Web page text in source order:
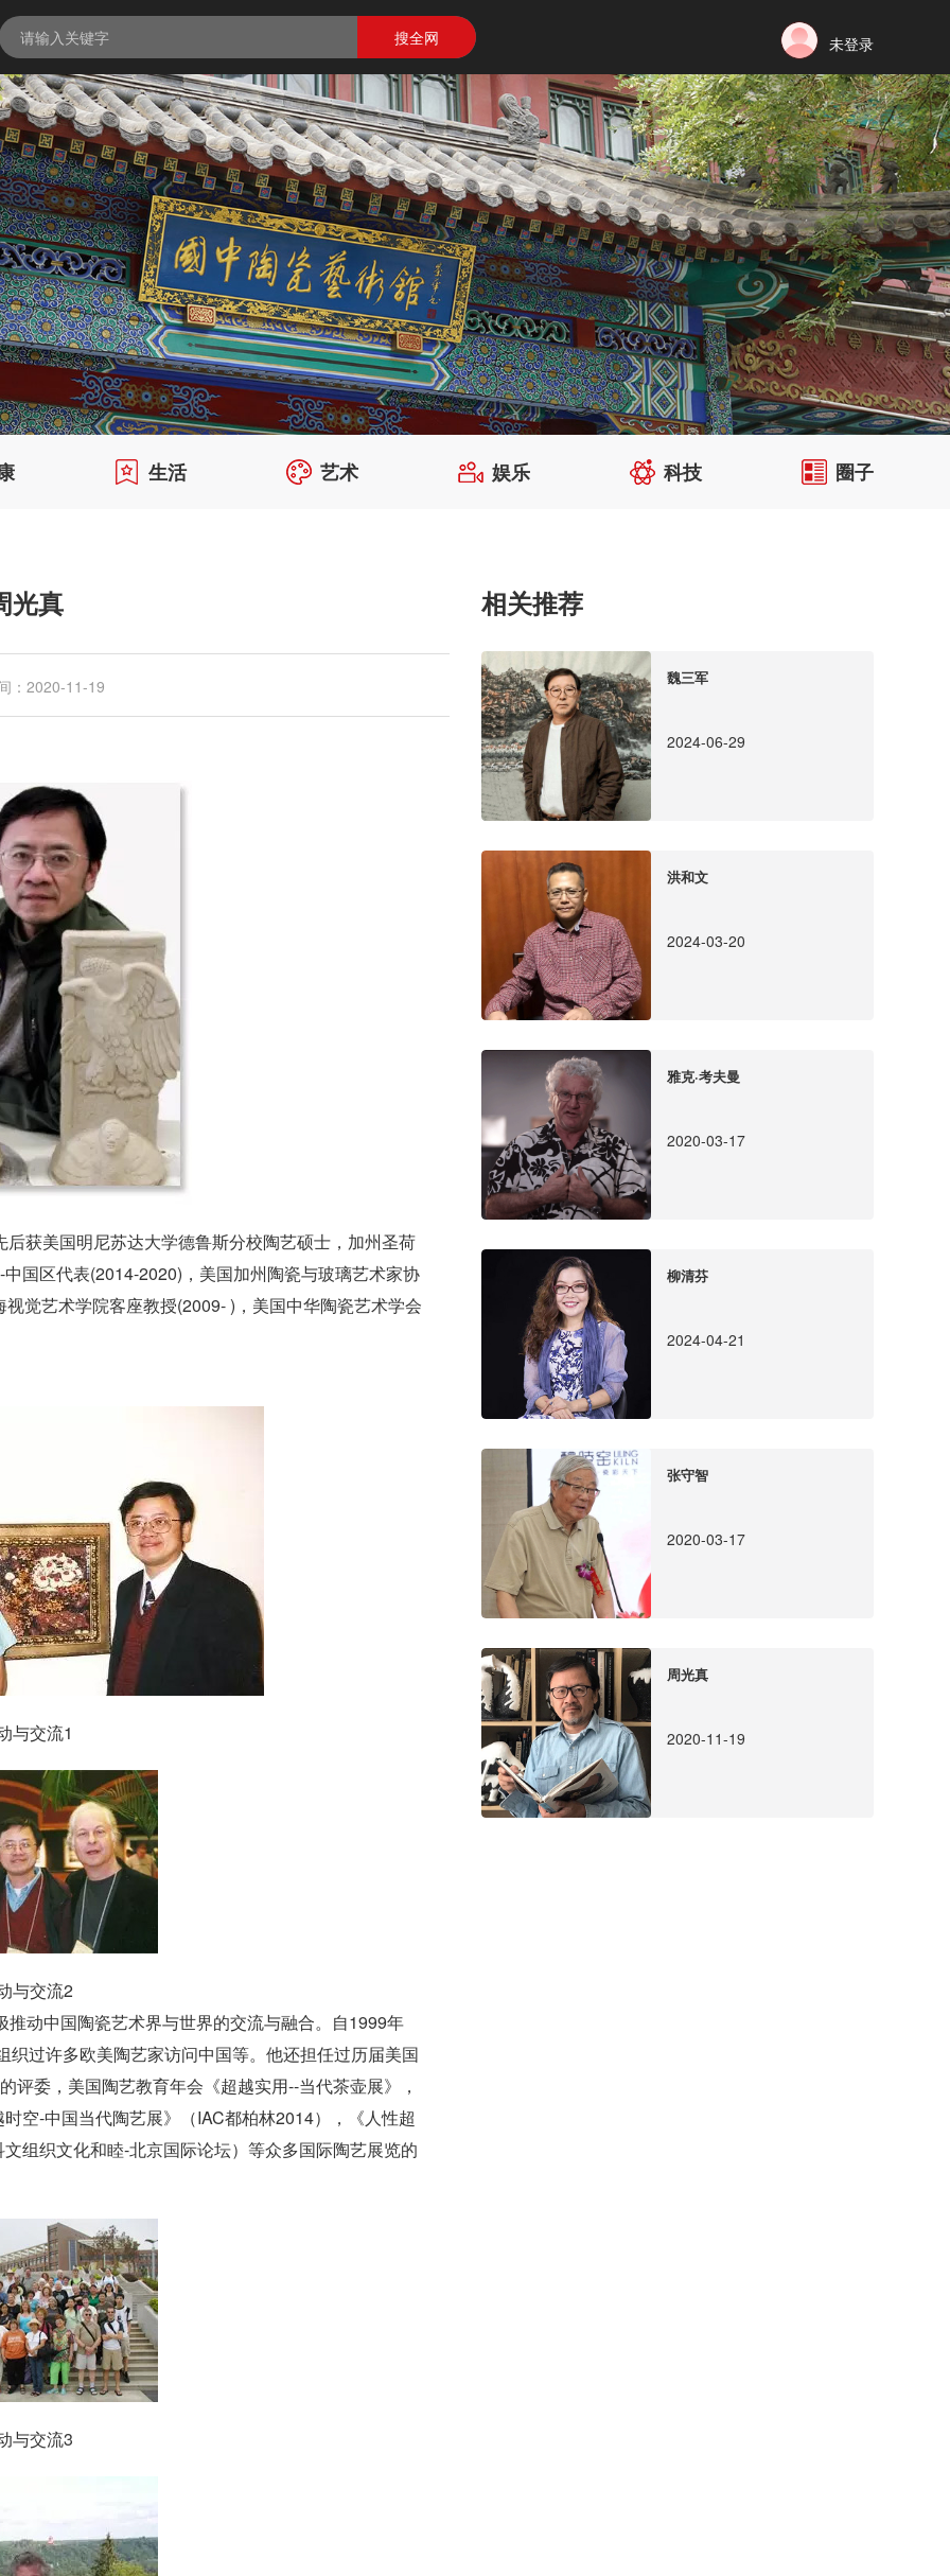
搜全网 未登录
生活 艺术 娱乐 科技 圈子
光真
：2020-11-19
获美国明尼苏达大学德鲁斯分校陶艺硕士，加州圣荷
国区代表(2014-2020)，美国加州陶瓷与玻璃艺术家协
觉艺术学院客座教授(2009- )，美国中华陶瓷艺术学会
与交流1
与交流2
动中国陶瓷艺术界与世界的交流与融合。自1999年
过许多欧美陶艺家访问中国等。他还担任过历届美国
委，美国陶艺教育年会《超越实用--当代茶壶展》，
空-中国当代陶艺展》（IAC都柏林2014），《人性超
组织文化和睦-北京国际论坛）等众多国际陶艺展览的
与交流3
相关推荐
魏三军
2024-06-29
洪和文
2024-03-20
雅克·考夫曼
2020-03-17
柳清芬
2024-04-21
张守智
2020-03-17
周光真
2020-11-19